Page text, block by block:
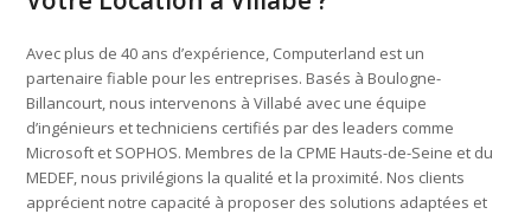
Avec plus de 40 ans d’expérience, Computerland est un
partenaire fiable pour les entreprises. Basés à Boulogne-
Billancourt, nous intervenons à Villabé avec une équipe
d’ingénieurs et techniciens certifiés par des leaders comme
Microsoft et SOPHOS. Membres de la CPME Hauts-de-Seine et du
MEDEF, nous privilégions la qualité et la proximité. Nos clients
apprécient notre capacité à proposer des solutions adaptées et